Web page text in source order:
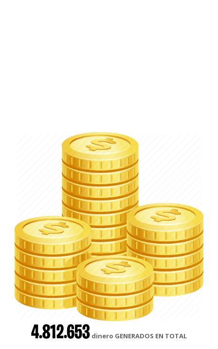
4.812.653 dinero GENERADOS EN TOTAL